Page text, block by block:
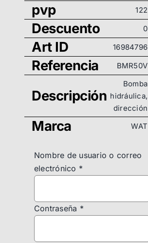
pvp 122
Descuento 0
Art ID 16984796
Referencia BMR50V
Descripción
Bomba
hidráulica,
dirección
Marca WAT
Nombre de usuario o correo
electrónico *
Contraseña *